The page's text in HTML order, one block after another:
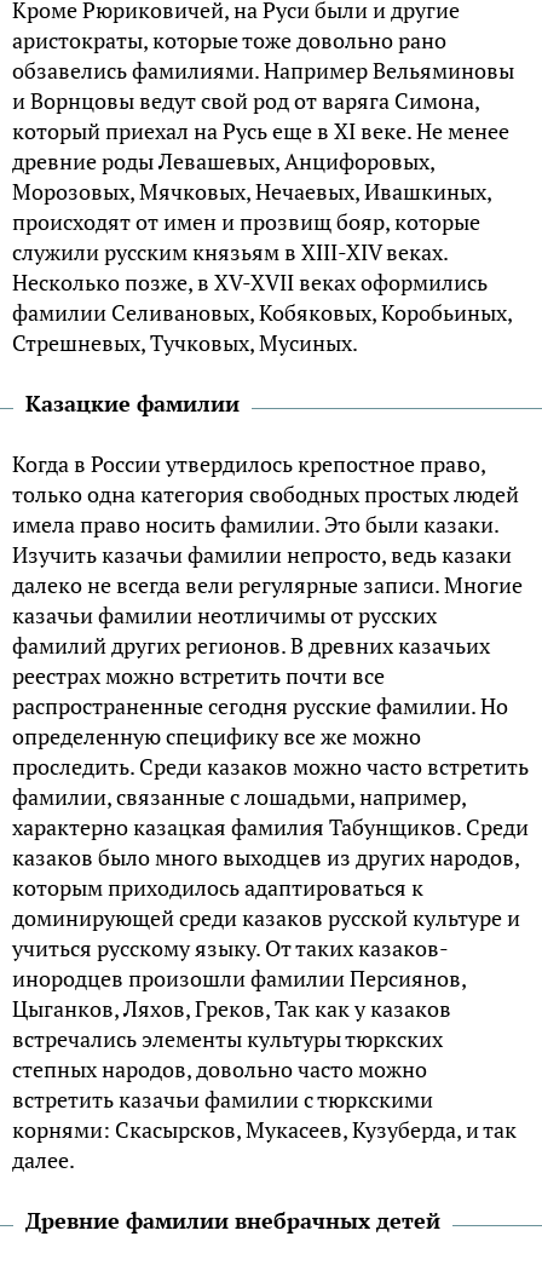
Кроме Рюриковичей, на Руси были и другие
аристократы, которые тоже довольно рано
обзавелись фамилиями. Например Вельяминовы
и Ворнцовы ведут свой род от варяга Симона,
который приехал на Русь еще в XI веке. Не менее
древние роды Левашевых, Анцифоровых,
Морозовых, Мячковых, Нечаевых, Ивашкиных,
происходят от имен и прозвищ бояр, которые
служили русским князьям в XIII-XIV веках.
Несколько позже, в XV-XVII веках оформились
фамилии Селивановых, Кобяковых, Коробьиных,
Стрешневых, Тучковых, Мусиных.
Казацкие фамилии
Когда в России утвердилось крепостное право,
только одна категория свободных простых людей
имела право носить фамилии. Это были казаки.
Изучить казачьи фамилии непросто, ведь казаки
далеко не всегда вели регулярные записи. Многие
казачьи фамилии неотличимы от русских
фамилий других регионов. В древних казачьих
реестрах можно встретить почти все
распространенные сегодня русские фамилии. Но
определенную специфику все же можно
проследить. Среди казаков можно часто встретить
фамилии, связанные с лошадьми, например,
характерно казацкая фамилия Табунщиков. Среди
казаков было много выходцев из других народов,
которым приходилось адаптироваться к
доминирующей среди казаков русской культуре и
учиться русскому языку. От таких казаков-
инородцев произошли фамилии Персиянов,
Цыганков, Ляхов, Греков, Так как у казаков
встречались элементы культуры тюркских
степных народов, довольно часто можно
встретить казачьи фамилии с тюркскими
корнями: Скасырсков, Мукасеев, Кузуберда, и так
далее.
Древние фамилии внебрачных детей